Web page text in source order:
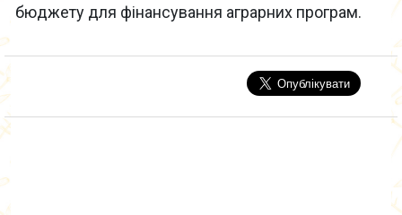
бюджету для фінансування аграрних програм.